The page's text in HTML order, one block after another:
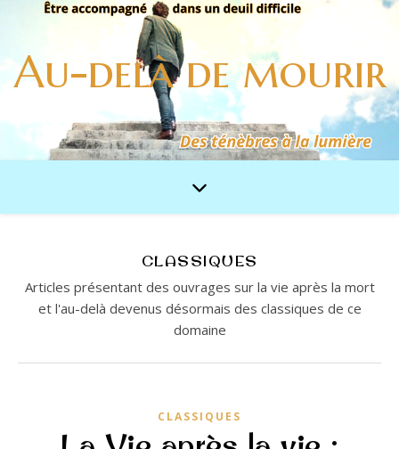
Au-delà de mourir
CLASSIQUES
Articles présentant des ouvrages sur la vie après la mort
et l'au-delà devenus désormais des classiques de ce
domaine
CLASSIQUES